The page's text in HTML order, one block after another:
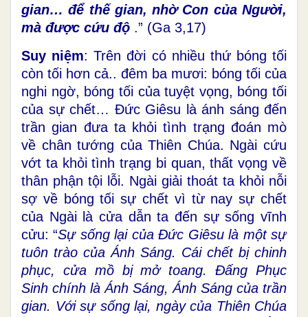
gian… để thế gian, nhờ Con của Người,
mà được cứu độ .” (Ga 3,17)
Suy niệm: Trên đời có nhiều thứ bóng tối
còn tối hơn cả.. đêm ba mươi: bóng tối của
nghi ngờ, bóng tối của tuyệt vọng, bóng tối
của sự chết… Đức Giêsu là ánh sáng đến
trần gian đưa ta khỏi tình trạng đoán mò
về chân tướng của Thiên Chúa. Ngài cứu
vớt ta khỏi tình trạng bi quan, thất vọng về
thân phận tội lỗi. Ngài giải thoát ta khỏi nỗi
sợ về bóng tối sự chết vì từ nay sự chết
của Ngài là cửa dẫn ta đến sự sống vĩnh
cửu: “Sự sống lại của Đức Giêsu là một sự
tuôn trào của Ánh Sáng. Cái chết bị chinh
phục, cửa mồ bị mở toang. Đấng Phục
Sinh chính là Ánh Sáng, Ánh Sáng của trần
gian. Với sự sống lại, ngày của Thiên Chúa